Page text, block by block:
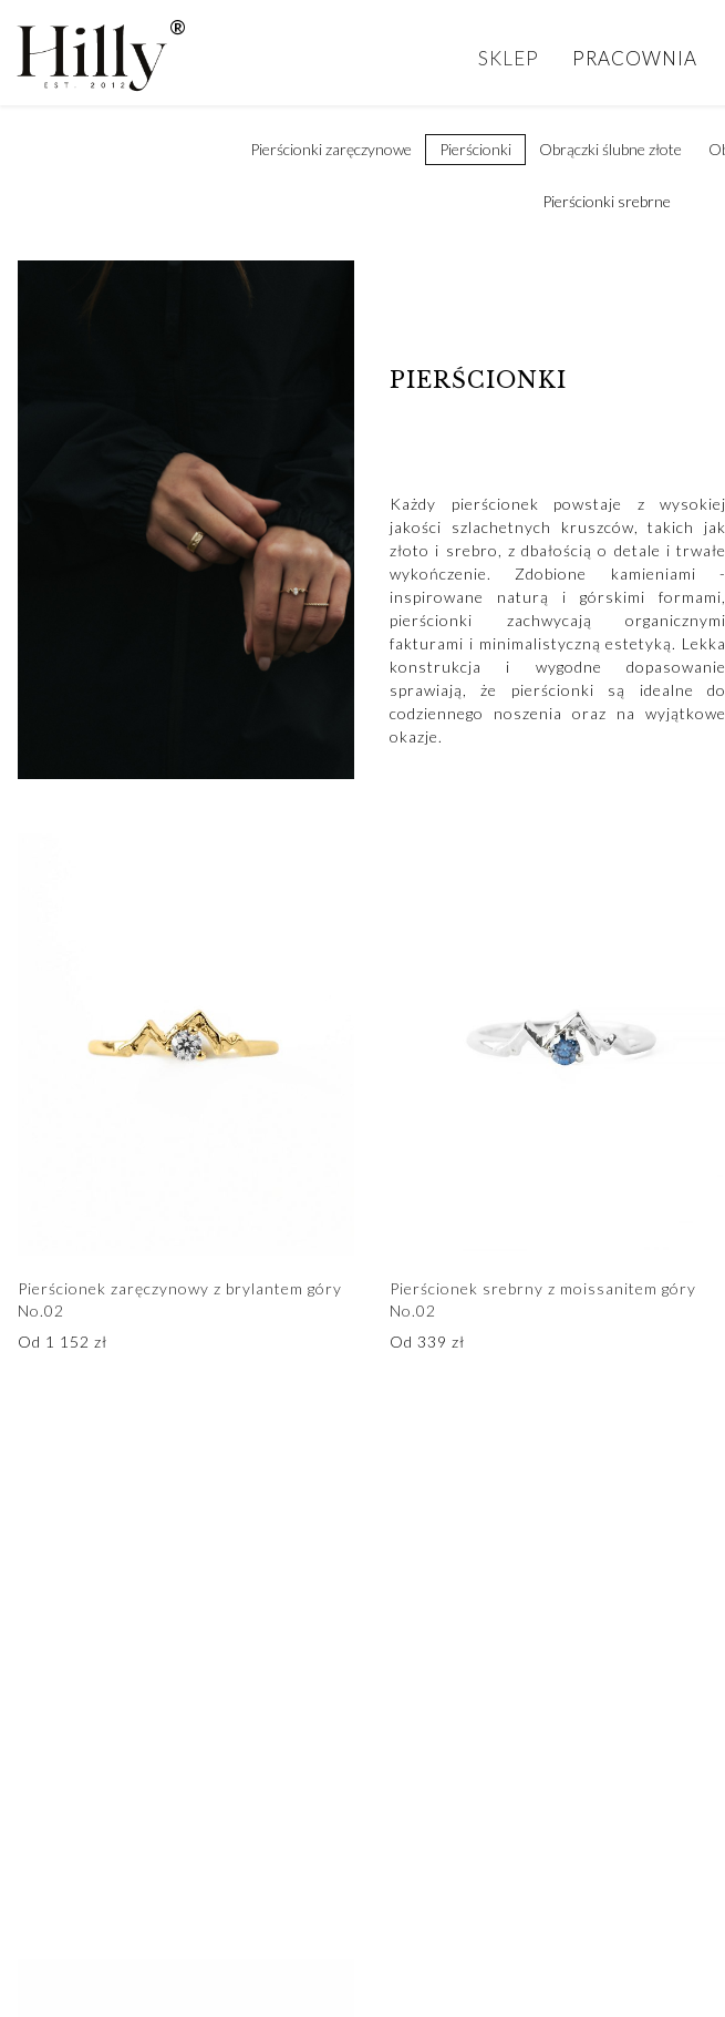
SKLEP PRACOWNIA
Pierścionki zaręczynowe Pierścionki Obrączki ślubne złote
Pierścionki srebrne
PIERŚCIONKI
Każdy pierścionek powstaje z wysokiej
jakości szlachetnych kruszców, takich jak
złoto i srebro, z dbałością o detale i trwałe
wykończenie. Zdobione kamieniami -
inspirowane naturą i górskimi formami,
pierścionki zachwycają organicznymi
fakturami i minimalistyczną estetyką. Lekka
konstrukcja i wygodne dopasowanie
sprawiają, że pierścionki są idealne do
codziennego noszenia oraz na wyjątkowe
okazje.
Pierścionek zaręczynowy z brylantem góry
No.02
Od 1 152 zł
Pierścionek srebrny z moissanitem góry
No.02
Od 339 zł